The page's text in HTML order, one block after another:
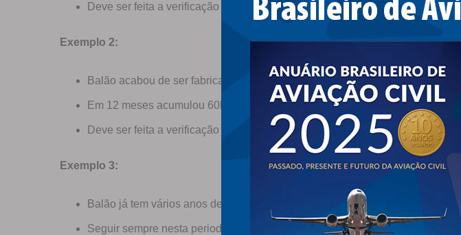
Deve ser feita a verificação de aeronavegabilidade, que era chamado de
Exemplo 2:
Balão acabou de ser fabricado, tem seus documentos como CME, CAVE e
Em 12 meses acumulou 60hs de voo
Deve ser feita a verificação de aeronavegabilidade, que era chamado de
Exemplo 3:
Balão já tem vários anos de uso, tem seus documentos como CME, CAVE e
Seguir sempre nesta periodicidade ou número de hs de voo, isto é, a cada